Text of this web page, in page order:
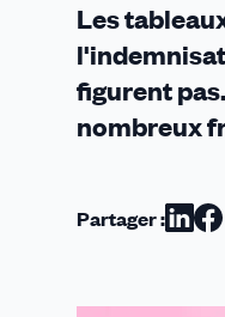
Les
figurent
nombreux
Partager :